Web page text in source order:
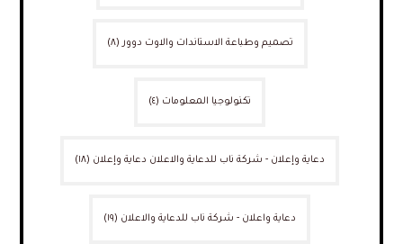
تصميم وطباعة الاستاندات والاوت دوور (٨)
تكنولوجيا المعلومات (٤)
دعاية وإعلان - شركة ناب للدعاية والاعلان دعاية وإعلان (١٨)
دعاية واعلان - شركة ناب للدعاية والاعلان (١٩)